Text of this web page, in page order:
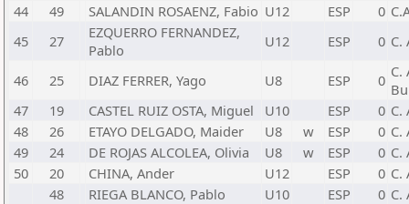
44
49 SALANDIN ROSAENZ, Fabio U12 ESP 0
45
27
EZQUERRO FERNANDEZ,
Pablo
U12 ESP 0 C.
46 25 DIAZ FERRER, Yago U8 ESP 0 C.
47
19 CASTEL RUIZ OSTA, Miguel U10 ESP 0 C.
48
26 ETAYO DELGADO, Maider U8 w ESP 0 C.
49
24 DE ROJAS ALCOLEA, Olivia U8 w ESP 0 C.
50
20 CHINA, Ander U12 ESP 0 C.
48
RIEGA BLANCO, Pablo U10 ESP 0 C.